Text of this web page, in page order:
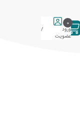
0
ورود /
عضویت